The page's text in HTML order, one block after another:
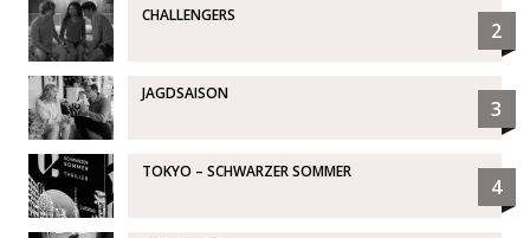
CHALLENGERS
2
JAGDSAISON
3
TOKYO – SCHWARZER SOMMER
4